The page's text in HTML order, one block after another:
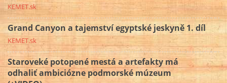
KEMET.sk
Grand Canyon a tajemství egyptské jeskyně 1. díl
KEMET.sk
Staroveké potopené mestá a artefakty má
odhaliť ambiciózne podmorské múzeum